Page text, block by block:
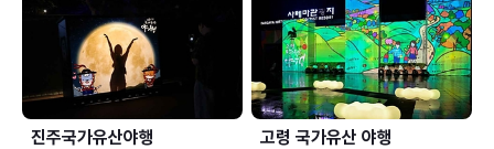
진주국가유산야행 고령 국가유산 야행